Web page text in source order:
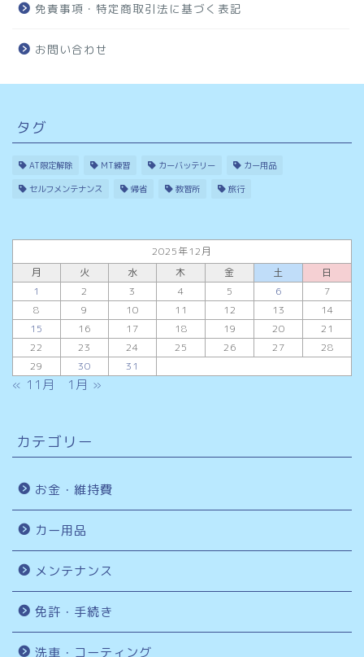
免責事項・特定商取引法に基づく表記
お問い合わせ
タグ
AT限定解除 MT練習 カーバッテリー カー用品
セルフメンテナンス 帰省 教習所 旅行
2025年12月
月
火 水 木 金 土
日
1
2 3 4 5 6
7
8
9 10 11 12 13
14
15
16 17 18 19 20
21
22
23 24 25 26 27
28
29
30 31
« 11月 1月 »
カテゴリー
お金・維持費
カー用品
メンテナンス
免許・手続き
洗車・コーティング